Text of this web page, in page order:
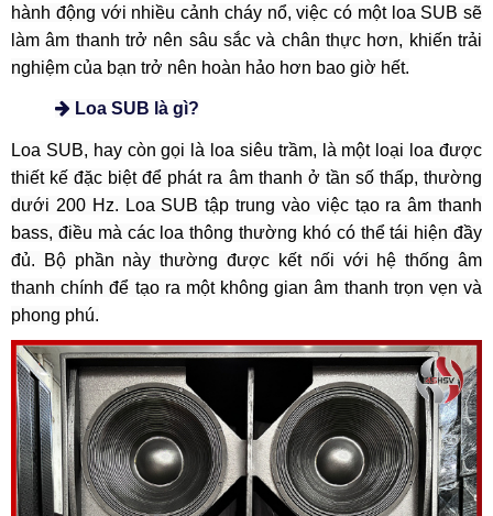
hành động với nhiều cảnh cháy nổ, việc có một loa SUB sẽ
làm âm thanh trở nên sâu sắc và chân thực hơn, khiến trải
nghiệm của bạn trở nên hoàn hảo hơn bao giờ hết.
Loa SUB là gì?
Loa SUB, hay còn gọi là loa siêu trầm, là một loại loa được
thiết kế đặc biệt để phát ra âm thanh ở tần số thấp, thường
dưới 200 Hz. Loa SUB tập trung vào việc tạo ra âm thanh
bass, điều mà các loa thông thường khó có thể tái hiện đầy
đủ. Bộ phần này thường được kết nối với hệ thống âm
thanh chính để tạo ra một không gian âm thanh trọn vẹn và
phong phú.